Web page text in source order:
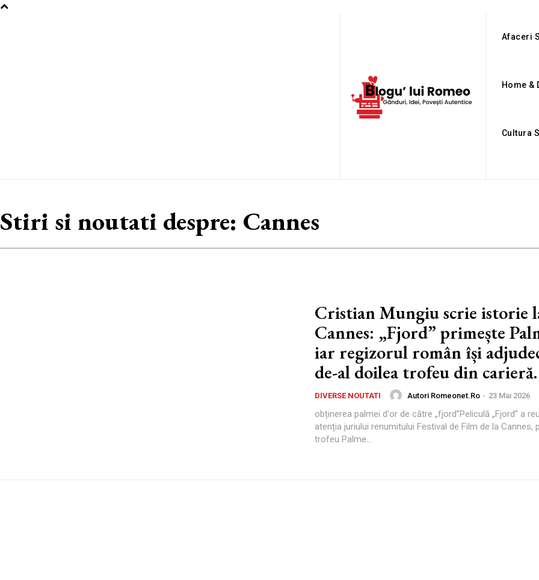
Afaceri
Home &
Cultura
Stiri si noutati despre: Cannes
Cristian Mungiu scrie istorie
Cannes: „Fjord” primește
iar regizorul român își
de-al doilea trofeu din carieră.
DIVERSE NOUTATI Autori Romeonet.ro - 23 Mai 2026
obținerea palmei d'or de către „fjord”Peliculă „Fjord” a
atenția juriului renumitului Festival de Film de la Cannes,
trofeu Palme...